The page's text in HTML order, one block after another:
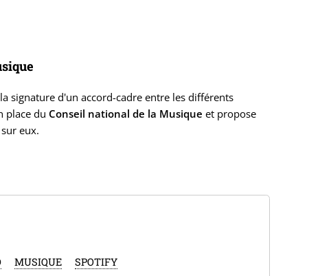
signature d'un accord-cadre entre les différents
place du Conseil national de la Musique et propose
eux.
MUSIQUE SPOTIFY